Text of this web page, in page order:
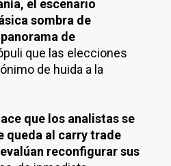
el escenario
sombra de
de
que las elecciones
de huida a la
que los analistas se
queda al carry trade
reconfigurar sus